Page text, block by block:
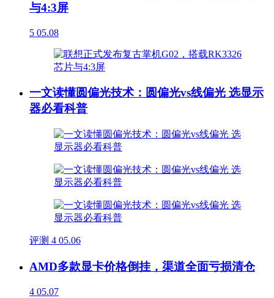
与4:3屏
5 05.08
一文读懂圆偏光技术：圆偏光vs线偏光 选显示
器必看科普
评测 4 05.06
AMD多款显卡价格倒挂，渠道全面亏损清仓
4 05.07